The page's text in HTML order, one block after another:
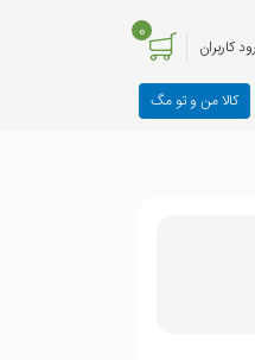
کاربران
0
کالا من و تو مگ